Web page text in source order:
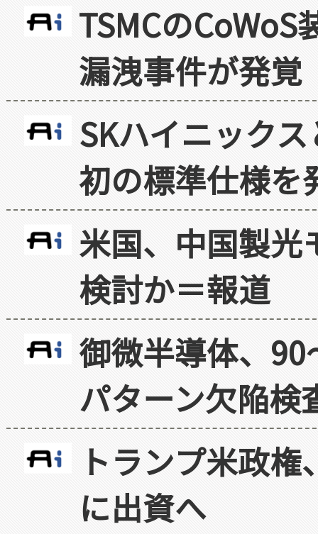
TSMCの
漏洩事件が発覚
SKハイニック
初の標準仕様を
米国、中国製光
検討か＝報道
御微半導体、
パターン欠陥検
トランプ米政
に出資へ